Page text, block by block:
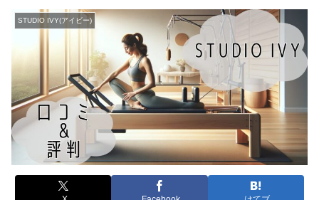
STUDIO IVY(アイビー)